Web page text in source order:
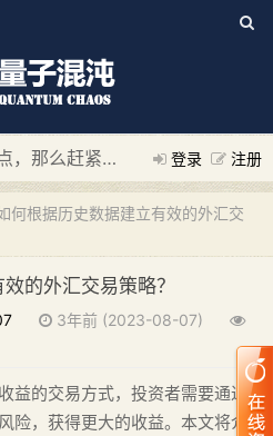
登录 注册
如果您觉得本站非常有看点，那么赶紧使用Ctrl+D 收藏我们吧
新添加量子混沌系统板块，欢迎大家访问！
---“量子混沌系
何根据历史数据建立有效的外汇交
的外汇交易策略？
3年前 (2023-08-07)
益的交易方式，投资者需要通过
险，获得更大的收益。本文将介